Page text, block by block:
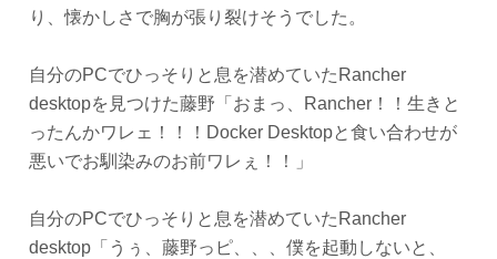
り、懐かしさで胸が張り裂けそうでした。
自分のPCでひっそりと息を潜めていたRancher
desktopを見つけた藤野「おまっ、Rancher！！生きと
ったんかワレェ！！！Docker Desktopと食い合わせが
悪いでお馴染みのお前ワレぇ！！」
自分のPCでひっそりと息を潜めていたRancher
desktop「うぅ、藤野っピ、、、僕を起動しないと、